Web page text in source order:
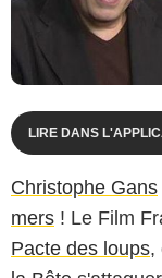
LIRE DANS
Christophe Gans
mers ! Le Film
Pacte des loups,